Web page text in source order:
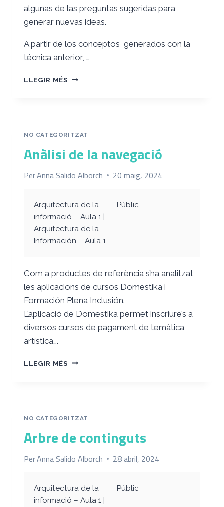
algunas de las preguntas sugeridas para
generar nuevas ideas.
A partir de los conceptos generados con la
técnica anterior, …
LLEGIR MÉS RETO
NO CATEGORITZAT
Anàlisi de la navegació
PerAnna Salido Alborch 20 maig, 2024
Arquitectura de la
informació – Aula 1 |
Arquitectura de la
Información – Aula 1
Públic
Com a productes de referència s’ha analitzat
les aplicacions de cursos Domestika i
Formación Plena Inclusión.
L’aplicació de Domestika permet inscriure’s a
diversos cursos de pagament de temàtica
artística….
LLEGIR MÉS ANÀLISI
NO CATEGORITZAT
Arbre de continguts
PerAnna Salido Alborch 28 abril, 2024
Arquitectura de la
informació – Aula 1 |
Públic